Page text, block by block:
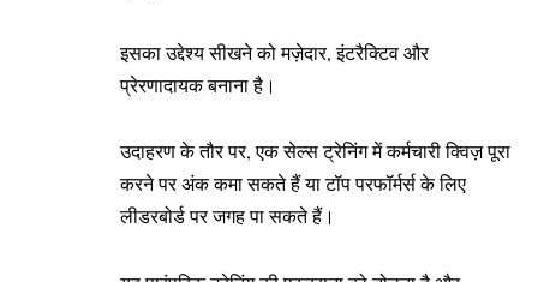
इसका उद्देश्य सीखने को मज़ेदार, इंटरैक्टिव और
प्रेरणादायक बनाना है।
उदाहरण के तौर पर, एक सेल्स ट्रेनिंग में कर्मचारी क्विज़ पूरा
करने पर अंक कमा सकते हैं या टॉप परफॉर्मर्स के लिए
लीडरबोर्ड पर जगह पा सकते हैं।